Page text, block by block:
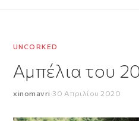
UNCORKED
Αμπέλια του
xinomavri·30 Απριλίου 2020